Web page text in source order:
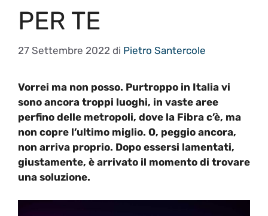
PER TE
27 Settembre 2022 di Pietro Santercole
Vorrei ma non posso. Purtroppo in Italia vi
sono ancora troppi luoghi, in vaste aree
perfino delle metropoli, dove la Fibra c’è, ma
non copre l’ultimo miglio. O, peggio ancora,
non arriva proprio. Dopo essersi lamentati,
giustamente, è arrivato il momento di trovare
una soluzione.